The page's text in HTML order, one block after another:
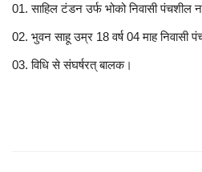
01. साहिल टंडन उर्फ भोको निवासी पंचशील
02. भुवन साहू उम्र 18 वर्ष 04 माह निवासी
03. विधि से संघर्षरत् बालक।